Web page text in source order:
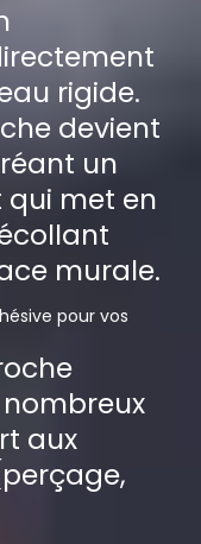
rigide.
devient
un
met en
murale.
pour vos
aux